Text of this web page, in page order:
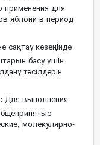
применения для
яблони в период
сақтау кезеңiнде
басу үшiн
тәсiлдерiн
Для выполнения
молекулярно-